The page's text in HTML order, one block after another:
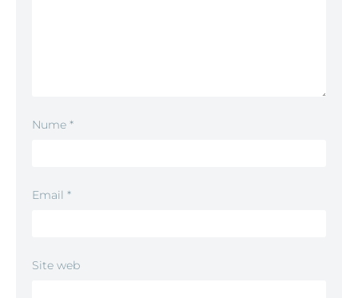
Nume *
Email *
Site web